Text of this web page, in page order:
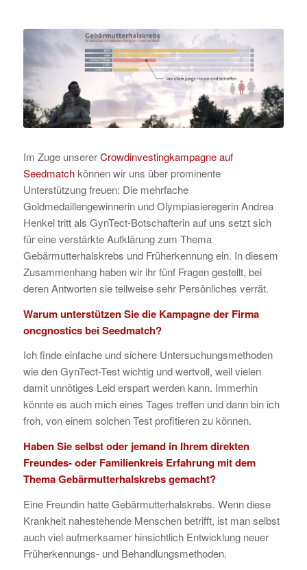
Im Zuge unsererCrowdinvestingkampagne auf
Seedmatch können wir uns über prominente
Unterstützung freuen: Die mehrfache
Goldmedaillengewinnerin und Olympiasieregerin Andrea
Henkel tritt als GynTect-Botschafterin auf uns setzt sich
für eine verstärkte Aufklärung zum Thema
Gebärmutterhalskrebs und Früherkennung ein. In diesem
Zusammenhang haben wir ihr fünf Fragen gestellt, bei
deren Antworten sie teilweise sehr Persönliches verrät.
Warum unterstützen Sie die Kampagne der Firma
oncgnostics bei Seedmatch?
Ich finde einfache und sichere Untersuchungsmethoden
wie den GynTect-Test wichtig und wertvoll, weil vielen
damit unnötiges Leid erspart werden kann. Immerhin
könnte es auch mich eines Tages treffen und dann bin ich
froh, von einem solchen Test profitieren zu können.
Haben Sie selbst oder jemand in Ihrem direkten
Freundes- oder Familienkreis Erfahrung mit dem
Thema Gebärmutterhalskrebs gemacht?
Eine Freundin hatte Gebärmutterhalskrebs. Wenn diese
Krankheit nahestehende Menschen betrifft, ist man selbst
auch viel aufmerksamer hinsichtlich Entwicklung neuer
Früherkennungs- und Behandlungsmethoden.